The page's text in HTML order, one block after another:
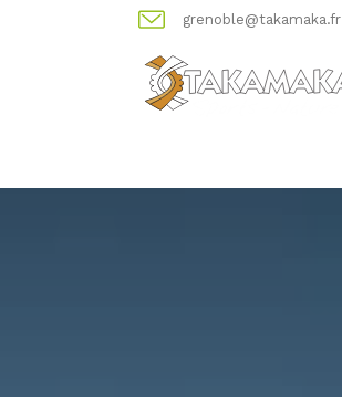
grenoble@takamaka.fr